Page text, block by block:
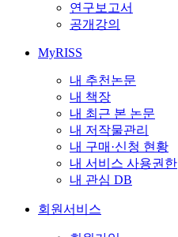
연구보고서
공개강의
MyRISS
내 추천논문
내 책장
내 최근 본 논문
내 저작물관리
내 구매·신청 현황
내 서비스 사용권한
내 관심 DB
회원서비스